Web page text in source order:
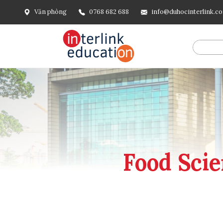
Văn phòng 0768 682 688
@include('frontend.layouts.schema-org', [ 'type' =>
url('/'), ], [ '@type' => 'ListItem', 'position' => 2, 'name' =>
=> url()->current(), ], ], ], ])
Food